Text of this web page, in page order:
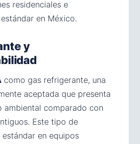
residenciales e
en México.
y
como gas refrigerante, una
aceptada que presenta
ambiental comparado con
Este tipo de
en equipos